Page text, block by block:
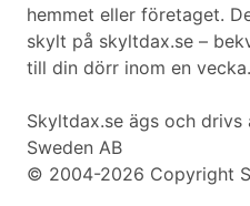
hemmet eller företaget.
skylt på skyltdax.se –
till din dörr inom en vecka.
Skyltdax.se ägs och drivs
Sweden AB
© 2004-2026 Copyright